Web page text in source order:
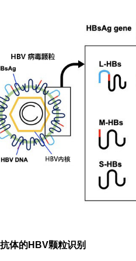
体的HBV颗粒识别